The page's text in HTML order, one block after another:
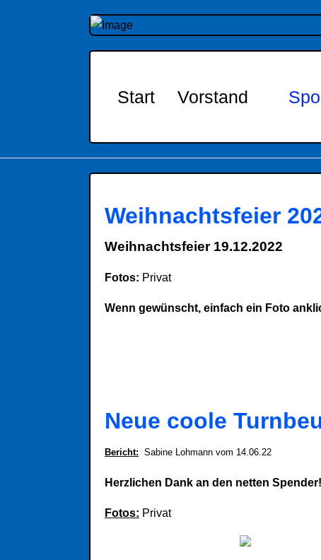
Start Vorstand
Weihnachtsfeier
Weihnachtsfeier 19.12.2022
Fotos: Privat
Wenn gewünscht, einfach ein Foto
Neue coole
Bericht: Sabine Lohmann vom 14.06.22
Herzlichen Dank an den netten Spender!
Fotos: Privat